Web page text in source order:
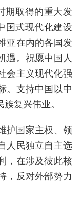
期取得的重大发
国式现代化建设
亚在内的各国发
遇。祝愿中国人
会主义现代化强
。支持中国以中
复兴伟业。
护国家主权、领
人民独立自主选
，在涉及彼此核
，反对外部势力